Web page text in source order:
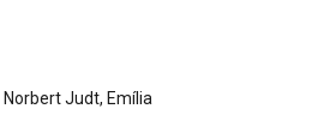
Norbert Judt, Emília